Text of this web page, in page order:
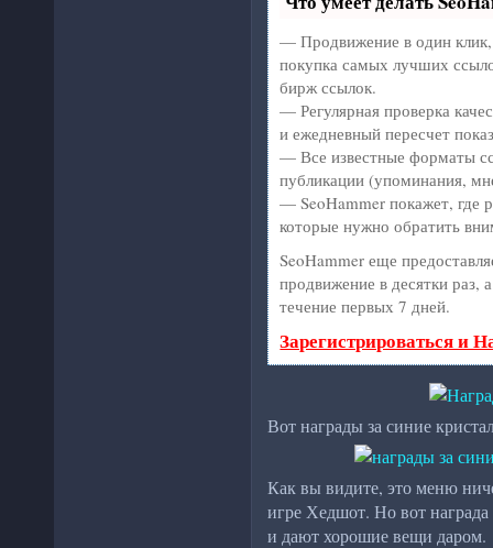
— Продвижение в один клик,
покупка самых лучших
бирж ссылок.
— Регулярная проверка
и ежедневный пересчет
— Все известные форматы
публикации (упоминания,
— SeoHammer покажет, где
которые нужно обратить
SeoHammer еще
продвижение в десятки раз,
течение первых 7 дней.
Зарегистрироваться и
Вот награды за синие
Как вы видите, это меню
игре Хедшот. Но вот
и дают хорошие вещи даром.